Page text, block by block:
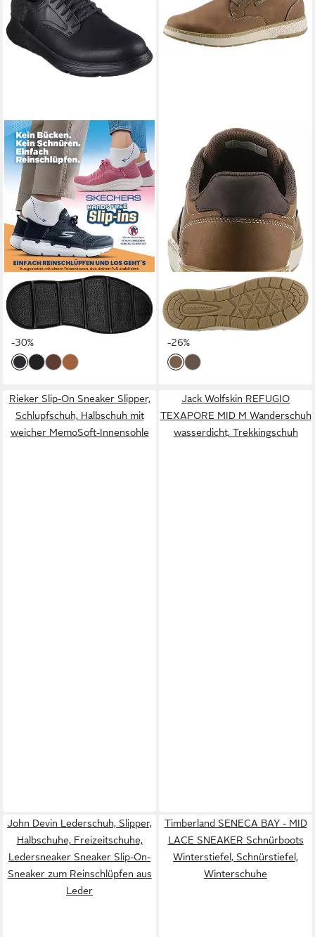
SKECHERSGARZA Slip-On
Sneaker, Slipper mit Heel
Pillow™ Fersenkissen für eine
optimale Passform
ab 66,86 € UVP94,95 €
-30%
SKECHERSGARLAN
Schnürschuh, Trekking Schuh,
Sneaker, Freizeitschuh mit
Kontrastnähten
ab 58,82 € UVP 79,95 €
-26%
Rieker Slip-On Sneaker Slipper,
Schlupfschuh, Halbschuh mit
weicher MemoSoft-Innensohle
Jack Wolfskin REFUGIO
TEXAPORE MID M Wanderschuh
wasserdicht, Trekkingschuh
John Devin Lederschuh, Slipper,
Halbschuhe, Freizeitschuhe,
Ledersneaker Sneaker Slip-On-
Sneaker zum Reinschlüpfen aus
Leder
Timberland SENECA BAY - MID
LACE SNEAKER Schnürboots
Winterstiefel, Schnürstiefel,
Winterschuhe